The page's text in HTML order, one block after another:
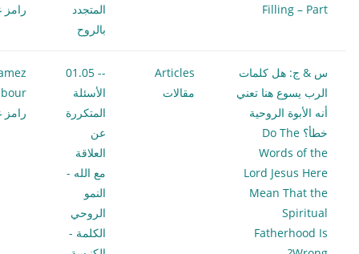
Filling – Part
المتجدد
بالروح
رامز
س & ج: هل كلمات
الرب يسوع هنا تعني
أنه الأبوة الروحية
خطأ؟ Do The
Words of the
Lord Jesus Here
Mean That the
Spiritual
Fatherhood Is
Articles
مقالات
-- 01.05
الأسئلة
المتكررة
عن
العلاقة
مع الله -
النمو
الروحي
الكلمة -
رامز